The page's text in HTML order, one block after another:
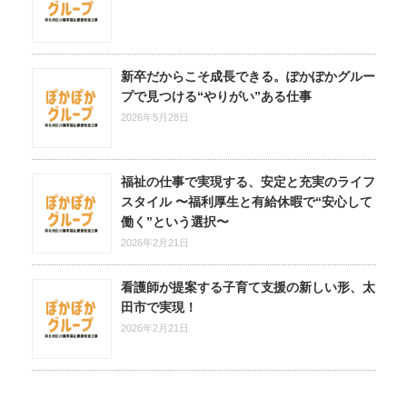
新卒だからこそ成長できる。ぽかぽかグルー
プで見つける“やりがい”ある仕事
2026年5月28日
福祉の仕事で実現する、安定と充実のライフ
スタイル 〜福利厚生と有給休暇で“安心して
働く”という選択〜
2026年2月21日
看護師が提案する子育て支援の新しい形、太
田市で実現！
2026年2月21日